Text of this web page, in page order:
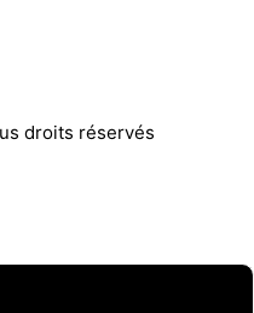
droits réservés